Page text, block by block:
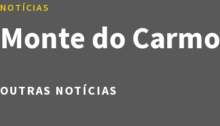
NOTÍCIAS
Monte do Carmo
OUTRAS NOTÍCIAS